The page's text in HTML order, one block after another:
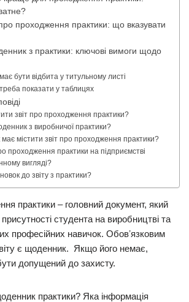
проходження практики: що вказувати
з практики: ключові вимоги щодо
бути відбита у титульному листі
показати у таблицях
звіт про проходження практики?
з виробничої практики?
має містити звіт про проходження практики?
проходження практики на підприємстві
вигляді?
до звіту з практики?
практики – головний документ, який
студента на виробництві та
професійних навичок. Обовʼязковим
є щоденник. Якщо його немає,
допущений до захисту.
практики? Яка інформація